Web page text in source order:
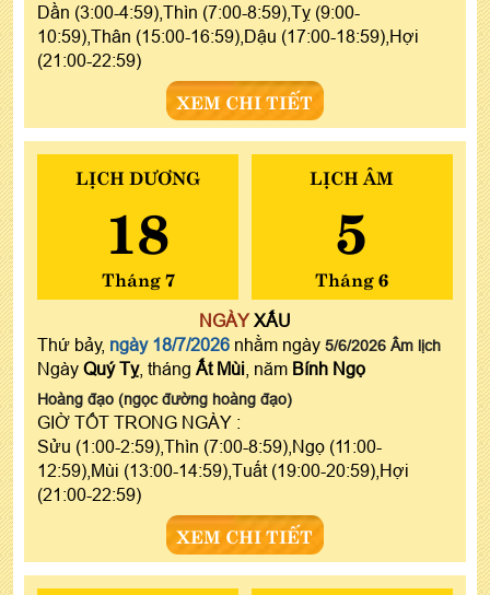
Dần (3:00-4:59),Thìn (7:00-8:59),Tỵ (9:00-
10:59),Thân (15:00-16:59),Dậu (17:00-18:59),Hợi
(21:00-22:59)
XEM CHI TIẾT
LỊCH DƯƠNG
18
Tháng 7
LỊCH ÂM
5
Tháng 6
NGÀYXẤU
Thứ bảy, ngày 18/7/2026 nhằm ngày 5/6/2026 Âm lịch
Ngày Quý Tỵ, tháng Ất Mùi , năm Bính Ngọ
Hoàng đạo (ngọc đường hoàng đạo)
GIỜ TỐT TRONG NGÀY :
Sửu (1:00-2:59),Thìn (7:00-8:59),Ngọ (11:00-
12:59),Mùi (13:00-14:59),Tuất (19:00-20:59),Hợi
(21:00-22:59)
XEM CHI TIẾT